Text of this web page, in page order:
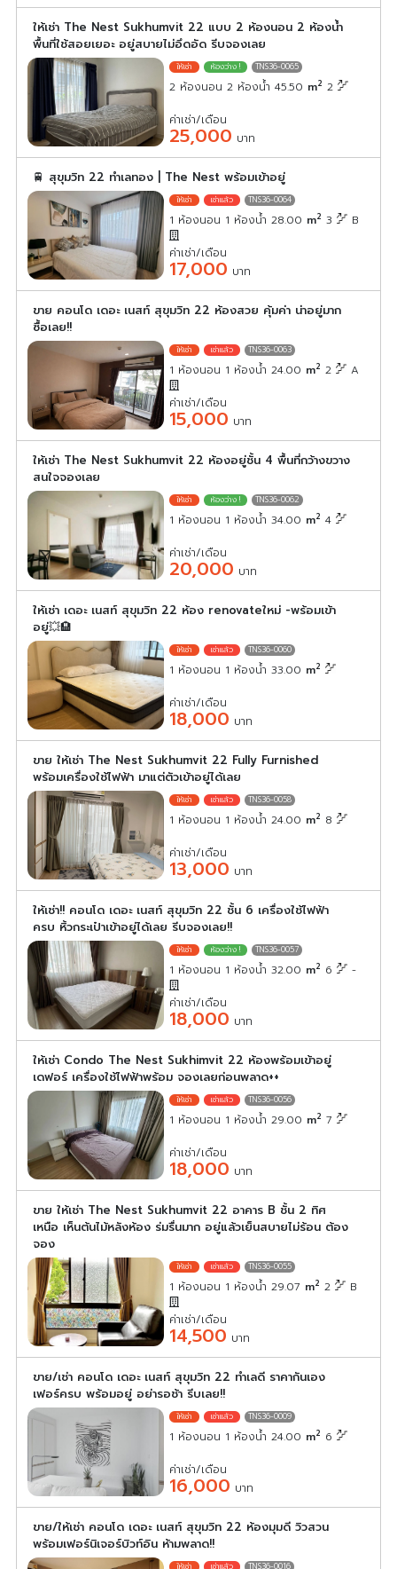
ให้เช่า The Nest Sukhumvit 22 แบบ 2 ห้องนอน 2 ห้องน้ำ
พื้นที่ใช้สอยเยอะ อยู่สบายไม่อึดอัด รีบจองเลย
TNS36-0065
2 ห้องนอน 2 ห้องน้ำ 45.50 m2 2
ค่าเช่า/เดือน
25,000 บาท
🚆 สุขุมวิท 22 ทำเลทอง | The Nest พร้อมเข้าอยู่
TNS36-0064
1 ห้องนอน 1 ห้องน้ำ 28.00 m2 3 B
ค่าเช่า/เดือน
17,000 บาท
ขาย คอนโด เดอะ เนสท์ สุขุมวิท 22 ห้องสวย คุ้มค่า น่าอยู่มาก
ซื้อเลย!!
TNS36-0063
1 ห้องนอน 1 ห้องน้ำ 24.00 m2 2 A
ค่าเช่า/เดือน
15,000 บาท
ให้เช่า The Nest Sukhumvit 22 ห้องอยู่ชั้น 4 พื้นที่กว้างขวาง
สนใจจองเลย
TNS36-0062
1 ห้องนอน 1 ห้องน้ำ 34.00 m2 4
ค่าเช่า/เดือน
20,000 บาท
ให้เช่า เดอะ เนสท์ สุขุมวิท 22 ห้อง renovateใหม่ -พร้อมเข้า
อยู่💥🏨
TNS36-0060
1 ห้องนอน 1 ห้องน้ำ 33.00 m2
ค่าเช่า/เดือน
18,000 บาท
ขาย ให้เช่า The Nest Sukhumvit 22 Fully Furnished
พร้อมเครื่องใช้ไฟฟ้า มาแต่ตัวเข้าอยู่ได้เลย
TNS36-0058
1 ห้องนอน 1 ห้องน้ำ 24.00 m2 8
ค่าเช่า/เดือน
13,000 บาท
ให้เช่า!! คอนโด เดอะ เนสท์ สุขุมวิท 22 ชั้น 6 เครื่องใช้ไฟฟ้า
ครบ หิ้วกระเป๋าเข้าอยู่ได้เลย รีบจองเลย!!
TNS36-0057
1 ห้องนอน 1 ห้องน้ำ 32.00 m2 6 -
ค่าเช่า/เดือน
18,000 บาท
ให้เช่า Condo The Nest Sukhimvit 22 ห้องพร้อมเข้าอยู่
เดฟอร์ เครื่องใช้ไฟฟ้าพร้อม จองเลยก่อนพลาด++
TNS36-0056
1 ห้องนอน 1 ห้องน้ำ 29.00 m2 7
ค่าเช่า/เดือน
18,000 บาท
ขาย ให้เช่า The Nest Sukhumvit 22 อาคาร B ชั้น 2 ทิศ
เหนือ เห็นต้นไม้หลังห้อง ร่มรื่นมาก อยู่แล้วเย็นสบายไม่ร้อน ต้อง
จอง
TNS36-0055
1 ห้องนอน 1 ห้องน้ำ 29.07 m2 2 B
ค่าเช่า/เดือน
14,500 บาท
ขาย/เช่า คอนโด เดอะ เนสท์ สุขุมวิท 22 ทำเลดี ราคากันเอง
เฟอร์ครบ พร้อมอยู่ อย่ารอช้า รีบเลย!!
TNS36-0009
1 ห้องนอน 1 ห้องน้ำ 24.00 m2 6
ค่าเช่า/เดือน
16,000 บาท
ขาย/ให้เช่า คอนโด เดอะ เนสท์ สุขุมวิท 22 ห้องมุมดี วิวสวน
พร้อมเฟอร์นิเจอร์บิวท์อิน ห้ามพลาด!!
TNS36-0016